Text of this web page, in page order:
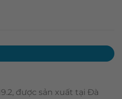
được sản xuất tại Đà